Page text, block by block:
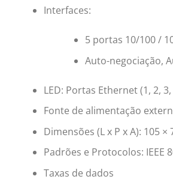
Interfaces:
5 portas 10/100 /
Auto-negociação,
LED: Portas Ethernet (1, 2,
Fonte de alimentação
Dimensões (L x P x A): 105 ×
Padrões e Protocolos: IEEE
Taxas de dados